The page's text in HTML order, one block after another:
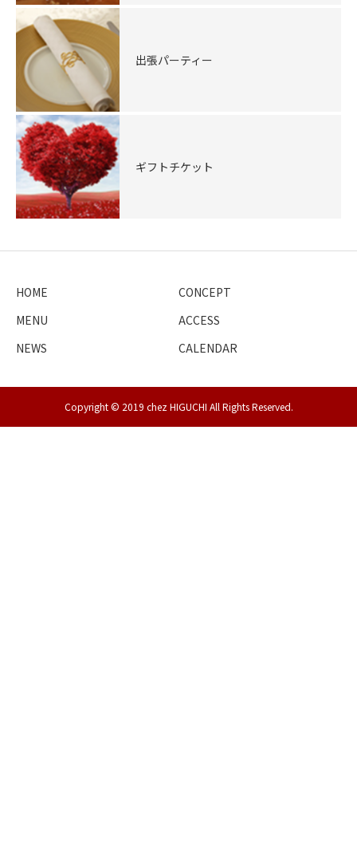
出張パーティー
ギフトチケット
HOME
CONCEPT
MENU
ACCESS
NEWS
CALENDAR
Copyright © 2019 chez HIGUCHI All Rights Reserved.